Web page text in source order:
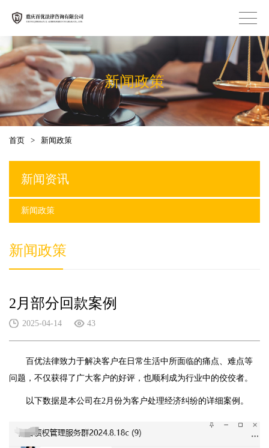
新闻政策
首页 > 新闻政策
新闻资讯
新闻政策
新闻政策
2月部分回款案例
2025-04-14 43
百优法律致力于解决客户在日常生活中所面临的痛点、难点等
问题，不仅获得了广大客户的好评，也顺利成为行业中的佼佼者。
以下数据是本公司在2月份为客户处理经济纠纷的详细案例。